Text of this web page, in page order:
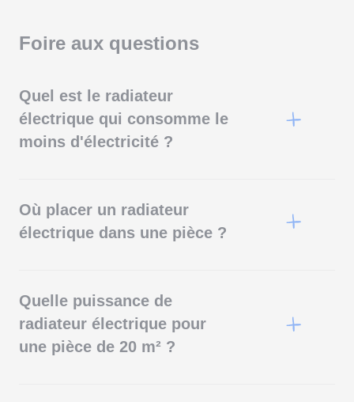
Foire aux questions
Quel est le radiateur
électrique qui consomme le
moins d'électricité ?
Où placer un radiateur
électrique dans une pièce ?
Quelle puissance de
radiateur électrique pour
une pièce de 20 m² ?